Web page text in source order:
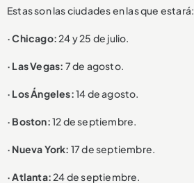
Estas son las ciudades en las que estará:
· Chicago: 24 y 25 de julio.
· Las Vegas: 7 de agosto.
· Los Ángeles:14 de agosto.
· Boston:12 de septiembre.
· Nueva York: 17 de septiembre.
· Atlanta: 24 de septiembre.